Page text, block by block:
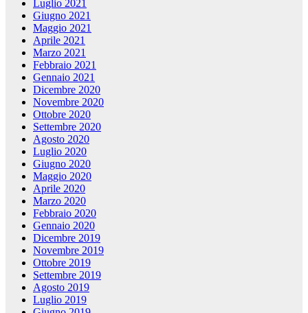
Luglio 2021
Giugno 2021
Maggio 2021
Aprile 2021
Marzo 2021
Febbraio 2021
Gennaio 2021
Dicembre 2020
Novembre 2020
Ottobre 2020
Settembre 2020
Agosto 2020
Luglio 2020
Giugno 2020
Maggio 2020
Aprile 2020
Marzo 2020
Febbraio 2020
Gennaio 2020
Dicembre 2019
Novembre 2019
Ottobre 2019
Settembre 2019
Agosto 2019
Luglio 2019